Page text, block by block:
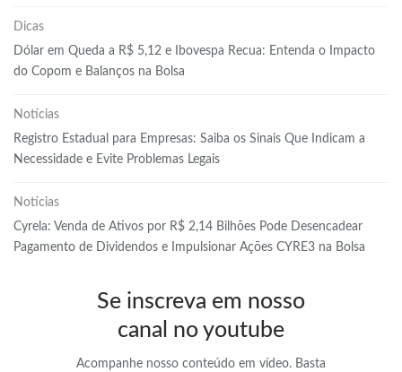
Dicas
Dólar em Queda a R$ 5,12 e Ibovespa Recua: Entenda o Impacto
do Copom e Balanços na Bolsa
Notícias
Registro Estadual para Empresas: Saiba os Sinais Que Indicam a
Necessidade e Evite Problemas Legais
Notícias
Cyrela: Venda de Ativos por R$ 2,14 Bilhões Pode Desencadear
Pagamento de Dividendos e Impulsionar Ações CYRE3 na Bolsa
Se inscreva em nosso
canal no youtube
Acompanhe nosso conteúdo em vídeo. Basta